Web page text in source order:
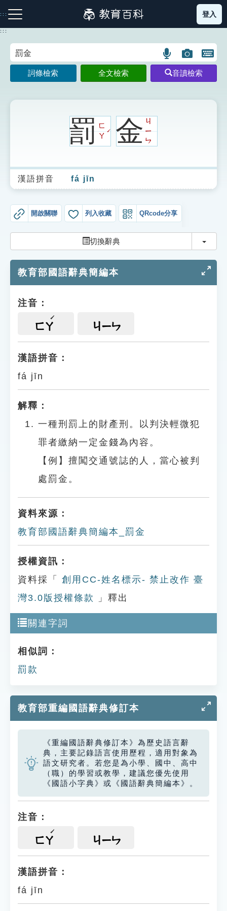
到
主
:::
注音索引圖示 筆畫索引圖示 部首索引表圖示
生字詞彙表
成語故事
索引選單
單字索引
遊戲專區
貓頭鷹博士
登入
:::
語
言
搜
圖
片
搜
開
鍵
圖
詞條檢索 全文檢索 音讀檢索
罰ㄈ
ㄚ
ˊ 金ㄐ
ㄧ
ㄣ
漢語拼音 fá jīn
開啟關聯 列入收藏 QRcode分享
切換辭典 切換
教育部國語辭典簡編本
注音：
ㄈㄚ ㄐㄧㄣ
漢語拼音：
fá jīn
解釋：
一種刑罰上的財產刑。以判決輕微犯
罪者繳納一定金錢為內容。
【例】擅闖交通號誌的人，當心被判
處罰金。
資料來源：
教育部國語辭典簡編本_罰金
授權資訊：
資料採「
創用CC-姓名標示- 禁止改作 臺
灣3.0版授權條款
」釋出
關連字詞
相似詞：
罰款
教育部重編國語辭典修訂本
《重編國語辭典修訂本》為歷史語言辭
典，主要記錄語言使用歷程，適用對象為
語文研究者。若您是為小學、國中、高中
（職）的學習或教學，建議您優先使用
《國語小字典》或《國語辭典簡編本》。
注音：
ㄈㄚ ㄐㄧㄣ
漢語拼音：
fá jīn